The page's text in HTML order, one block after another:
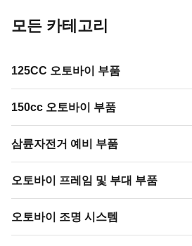
모든 카테고리
125CC 오토바이 부품
150cc 오토바이 부품
삼륜자전거 예비 부품
오토바이 프레임 및 부대 부품
오토바이 조명 시스템